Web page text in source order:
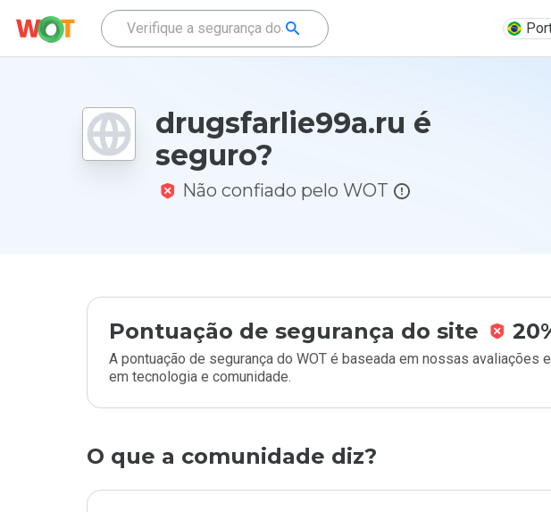
drugsfarlie99a.ru é
seguro?
Não confiado pelo WOT
Pontuação de segurança do site
A pontuação de segurança do WOT é baseada em nossas
em tecnologia e comunidade.
O que a comunidade diz?